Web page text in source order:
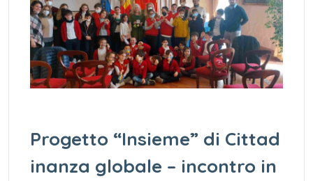
Progetto “Insieme” di Cittad
inanza globale – incontro in